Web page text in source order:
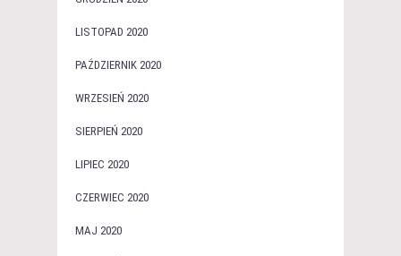
LISTOPAD 2020
PAŹDZIERNIK 2020
WRZESIEŃ 2020
SIERPIEŃ 2020
LIPIEC 2020
CZERWIEC 2020
MAJ 2020